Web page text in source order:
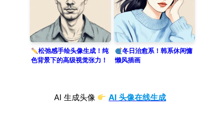
松弛感手绘头像生成！纯
色背景下的高级视觉张力！
冬日治愈系！韩系休闲慵
懒风插画
AI 生成头像 AI 头像在线生成